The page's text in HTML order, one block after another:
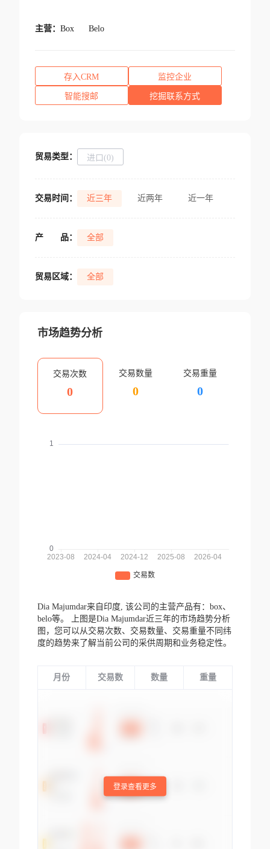
主营： Box Belo
存入CRM 监控企业
智能搜邮 挖掘联系方式
贸易类型： 进口(0)
交易时间： 近三年 近两年 近一年
产 品： 全部
贸易区域： 全部
市场趋势分析
交易次数
0
交易数量
0
交易重量
0
Dia Majumdar来自印度, 该公司的主营产品有：box、
belo等。
上图是Dia Majumdar近三年的市场趋势分析
图，您可以从交易次数、交易数量、交易重量不同纬
度的趋势来了解当前公司的采供周期和业务稳定性。
月份 交易数 数量 重量
登录查看更多